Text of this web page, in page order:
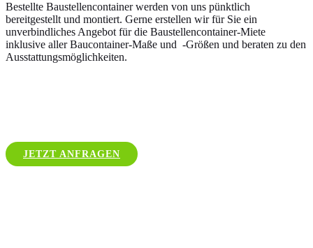
Bestellte Baustellencontainer werden von uns pünktlich
bereitgestellt und montiert. Gerne erstellen wir für Sie ein
unverbindliches Angebot für die Baustellencontainer-Miete
inklusive aller Baucontainer-Maße und -Größen und beraten zu den
Ausstattungsmöglichkeiten.
JETZT ANFRAGEN